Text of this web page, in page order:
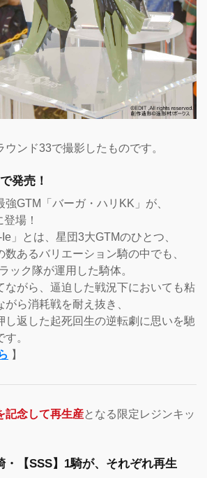
ンド33で撮影したものです。
発売！
GTM「バーガ・ハリKK」が、
場！
」とは、星団3大GTMのひとつ、
数あるバリエーション騎の中でも、
ック隊が運用した騎体。
ながら、逼迫した戦況下においても粘
ら消耗戦を耐え抜き、
し返した起死回生の逆転劇に思いを馳
。
】
記念して再生産となる限定レジンキッ
・【SSS】1騎が、それぞれ再生